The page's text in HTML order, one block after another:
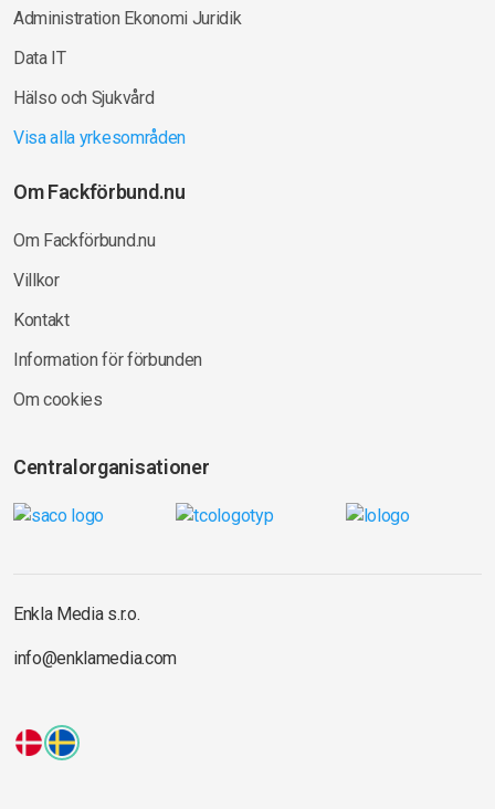
Administration Ekonomi Juridik
Data IT
Hälso och Sjukvård
Visa alla yrkesområden
Om Fackförbund.nu
Om Fackförbund.nu
Villkor
Kontakt
Information för förbunden
Om cookies
Centralorganisationer
Enkla Media s.r.o.
info@enklamedia.com